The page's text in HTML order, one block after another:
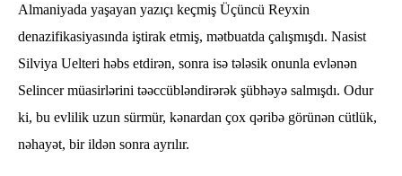
Almaniyada yaşayan yazıçı keçmiş Üçüncü Reyxin
denazifikasiyasında iştirak etmiş, mətbuatda çalışmışdı. Nasist
Silviya Uelteri həbs etdirən, sonra isə tələsik onunla evlənən
Selincer müasirlərini təəccübləndirərək şübhəyə salmışdı. Odur
ki, bu evlilik uzun sürmür, kənardan çox qəribə görünən cütlük,
nəhayət, bir ildən sonra ayrılır.